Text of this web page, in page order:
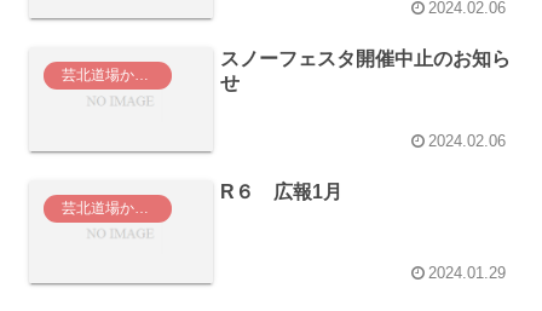
2024.02.06
芸北道場からのお知らせ
スノーフェスタ開催中止のお知ら
せ
2024.02.06
R６ 広報1月
2024.01.29